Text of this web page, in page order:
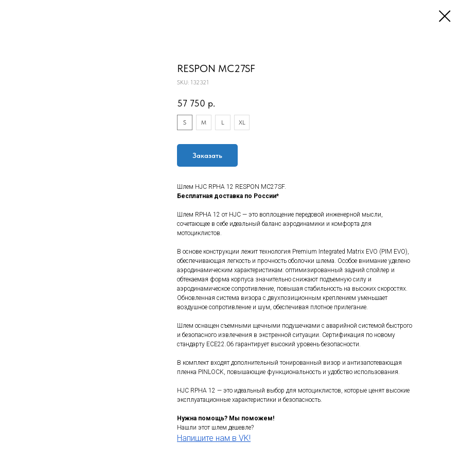
RESPON MC27SF
SKU: 132321
57 750 р.
S M L XL
Заказать
Шлем HJC RPHA 12 RESPON MC27SF.
Бесплатная доставка по России*
Шлем RPHA 12 от HJC — это воплощение передовой инженерной мысли,
сочетающее в себе идеальный баланс аэродинамики и комфорта для
мотоциклистов.
В основе конструкции лежит технология Premium Integrated Matrix EVO (PIM EVO),
обеспечивающая легкость и прочность оболочки шлема. Особое внимание уделено
аэродинамическим характеристикам: оптимизированный задний спойлер и
обтекаемая форма корпуса значительно снижают подъемную силу и
аэродинамическое сопротивление, повышая стабильность на высоких скоростях.
Обновленная система визора с двухпозиционным креплением уменьшает
воздушное сопротивление и шум, обеспечивая плотное прилегание.
Шлем оснащен съемными щечными подушечками с аварийной системой быстрого
и безопасного извлечения в экстренной ситуации. Сертификация по новому
стандарту ECE22.06 гарантирует высокий уровень безопасности.
В комплект входят дополнительный тонированный визор и антизапотевающая
пленка PINLOCK, повышающие функциональность и удобство использования.
HJC RPHA 12 — это идеальный выбор для мотоциклистов, которые ценят высокие
эксплуатационные характеристики и безопасность.
Нужна помощь? Мы поможем!
Нашли этот шлем дешевле?
Напишите нам в VK!